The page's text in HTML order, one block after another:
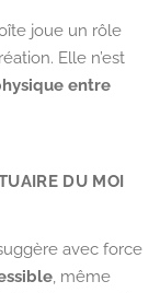
joue un rôle
Elle n’est
entre
DU MOI
avec force
, même